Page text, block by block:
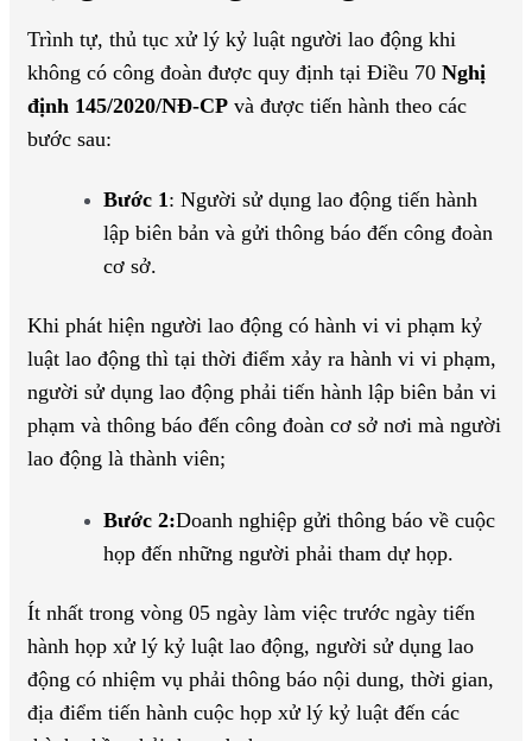
Trình tự, thủ tục xử lý kỷ luật người lao động khi
không có công đoàn được quy định tại Điều 70 Nghị
định 145/2020/NĐ-CPvà được tiến hành theo các
bước sau:
Bước 1: Người sử dụng lao động tiến hành
lập biên bản và gửi thông báo đến công đoàn
cơ sở.
Khi phát hiện người lao động có hành vi vi phạm kỷ
luật lao động thì tại thời điểm xảy ra hành vi vi phạm,
người sử dụng lao động phải tiến hành lập biên bản vi
phạm và thông báo đến công đoàn cơ sở nơi mà người
lao động là thành viên;
Bước 2:Doanh nghiệp gửi thông báo về cuộc
họp đến những người phải tham dự họp.
Ít nhất trong vòng 05 ngày làm việc trước ngày tiến
hành họp xử lý kỷ luật lao động, người sử dụng lao
động có nhiệm vụ phải thông báo nội dung, thời gian,
địa điểm tiến hành cuộc họp xử lý kỷ luật đến các